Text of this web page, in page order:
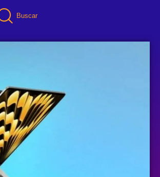
Buscar